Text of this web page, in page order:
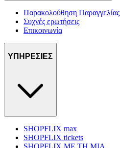
Παρακολούθηση Παραγγελίας
Συχνές ερωτήσεις
Επικοινωνία
ΥΠΗΡΕΣΙΕΣ
SHOPFLIX max
SHOPFLIX tickets